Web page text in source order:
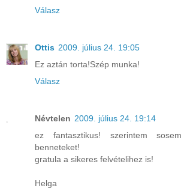
Válasz
Ottis 2009. július 24. 19:05
Ez aztán torta!Szép munka!
Válasz
Névtelen 2009. július 24. 19:14
ez fantasztikus! szerintem
benneteket!
gratula a sikeres felvételihez is!
Helga